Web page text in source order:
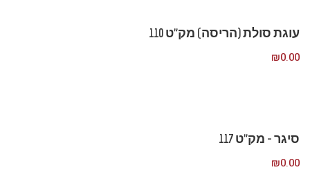
עוגת סולת (הריסה) מק”ט 110
₪0.00
סיגר – מק”ט 117
₪0.00